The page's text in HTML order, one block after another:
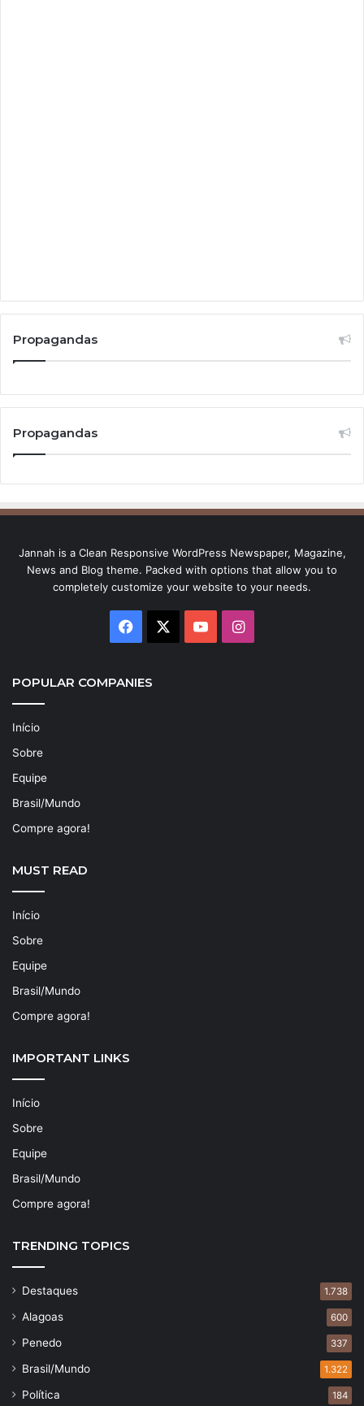
Propagandas
Propagandas
Jannah is a Clean Responsive WordPress Newspaper, Magazine,
News and Blog theme. Packed with options that allow you to
completely customize your website to your needs.
Facebook YouTubeInstagram
POPULAR COMPANIES
Início
Sobre
Equipe
Brasil/Mundo
Compre agora!
MUST READ
Início
Sobre
Equipe
Brasil/Mundo
Compre agora!
IMPORTANT LINKS
Início
Sobre
Equipe
Brasil/Mundo
Compre agora!
TRENDING TOPICS
Destaques 1.738
Alagoas 600
Penedo 337
Brasil/Mundo 1.322
Política 184